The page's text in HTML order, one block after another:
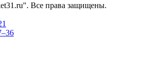
Все права защищены.